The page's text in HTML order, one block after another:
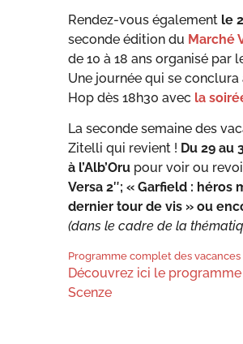
Rendez-vous également le
seconde édition du Marché
de 10 à 18 ans organisé par
Une journée qui se
Hop dès 18h30 avec la
La seconde semaine des
Zitelli qui revient ! Du 29 au
à l’Alb’Oru pour voir ou
Versa 2″; « Garfield : héros
dernier tour de vis » ou
(dans le cadre de la
Programme complet des vacances
Découvrez ici le
Scenze